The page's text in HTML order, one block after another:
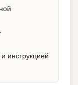
инструкцией